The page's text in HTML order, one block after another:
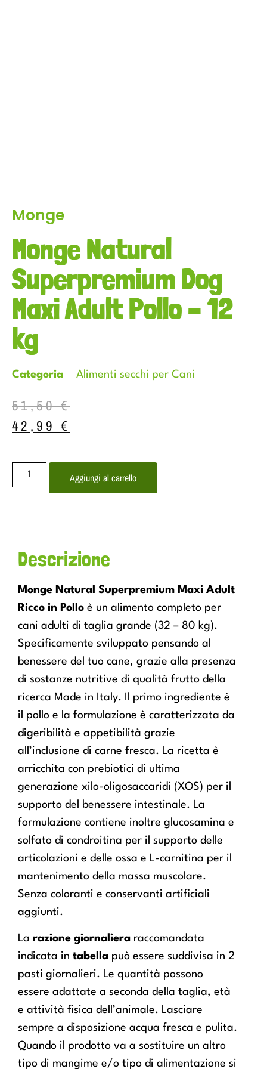
Monge
Monge Natural
Superpremium Dog
Maxi Adult Pollo – 12
kg
Categoria Alimenti secchi per Cani
51,50€
42,99€
Aggiungi al carrello
Descrizione
Monge Natural Superpremium Maxi Adult
Ricco in Pollo è un alimento completo per
cani adulti di taglia grande (32 – 80 kg).
Specificamente sviluppato pensando al
benessere del tuo cane, grazie alla presenza
di sostanze nutritive di qualità frutto della
ricerca Made in Italy. Il primo ingrediente è
il pollo e la formulazione è caratterizzata da
digeribilità e appetibilità grazie
all’inclusione di carne fresca. La ricetta è
arricchita con prebiotici di ultima
generazione xilo-oligosaccaridi (XOS) per il
supporto del benessere intestinale. La
formulazione contiene inoltre glucosamina e
solfato di condroitina per il supporto delle
articolazioni e delle ossa e L-carnitina per il
mantenimento della massa muscolare.
Senza coloranti e conservanti artificiali
aggiunti.
La razione giornaliera raccomandata
indicata in tabella può essere suddivisa in 2
pasti giornalieri. Le quantità possono
essere adattate a seconda della taglia, età
e attività fisica dell’animale. Lasciare
sempre a disposizione acqua fresca e pulita.
Quando il prodotto va a sostituire un altro
tipo di mangime e/o tipo di alimentazione si